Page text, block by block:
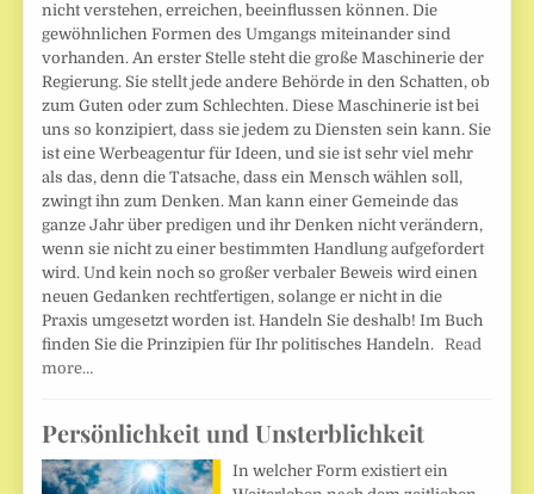
nicht verstehen, erreichen, beeinflussen können. Die
gewöhnlichen Formen des Umgangs miteinander sind
vorhanden. An erster Stelle steht die große Maschinerie der
Regierung. Sie stellt jede andere Behörde in den Schatten, ob
zum Guten oder zum Schlechten. Diese Maschinerie ist bei
uns so konzipiert, dass sie jedem zu Diensten sein kann. Sie
ist eine Werbeagentur für Ideen, und sie ist sehr viel mehr
als das, denn die Tatsache, dass ein Mensch wählen soll,
zwingt ihn zum Denken. Man kann einer Gemeinde das
ganze Jahr über predigen und ihr Denken nicht verändern,
wenn sie nicht zu einer bestimmten Handlung aufgefordert
wird. Und kein noch so großer verbaler Beweis wird einen
neuen Gedanken rechtfertigen, solange er nicht in die
Praxis umgesetzt worden ist. Handeln Sie deshalb! Im Buch
finden Sie die Prinzipien für Ihr politisches Handeln.Read
more…
Persönlichkeit und Unsterblichkeit
In welcher Form existiert ein